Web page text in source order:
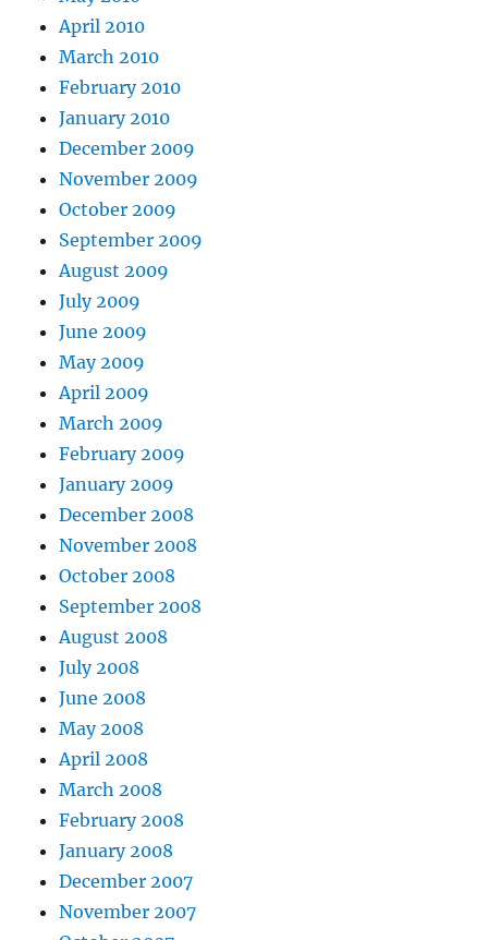
April 2010
March 2010
February 2010
January 2010
December 2009
November 2009
October 2009
September 2009
August 2009
July 2009
June 2009
May 2009
April 2009
March 2009
February 2009
January 2009
December 2008
November 2008
October 2008
September 2008
August 2008
July 2008
June 2008
May 2008
April 2008
March 2008
February 2008
January 2008
December 2007
November 2007